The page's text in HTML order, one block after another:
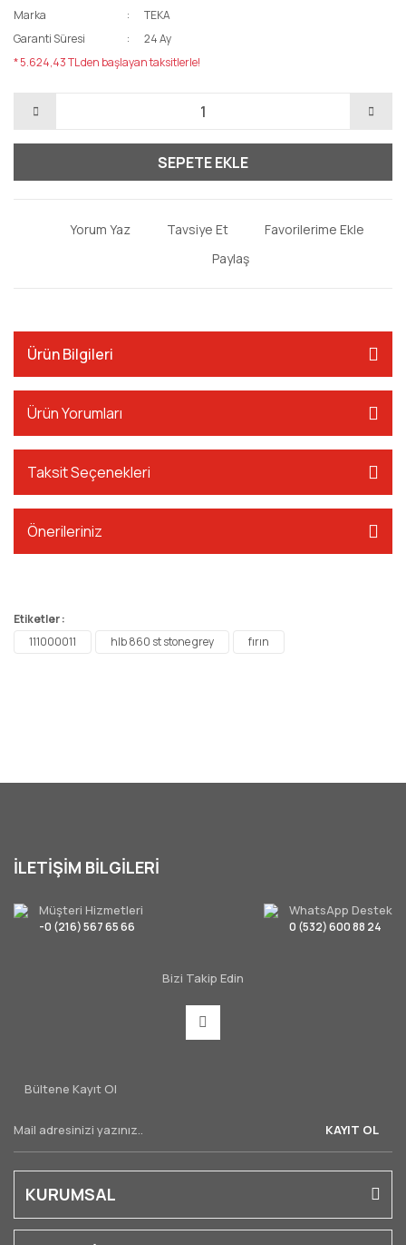
Marka
TEKA
Garanti Süresi
24 Ay
* 5.624,43 TL den başlayan taksitlerle!
SEPETE EKLE
Yorum Yaz
Tavsiye Et
Paylaş
Ürün Bilgileri
Ürün Yorumları
Taksit Seçenekleri
Önerileriniz
Etiketler :
111000011
hlb 860 st stone grey fırın
İLETİŞİM BİLGİLERİ
Müşteri Hizmetleri
-0 (216) 567 65 66
WhatsApp Destek
0 (532) 600 88 24
Bizi Takip Edin
Bültene Kayıt Ol
KAYIT OL
KURUMSAL